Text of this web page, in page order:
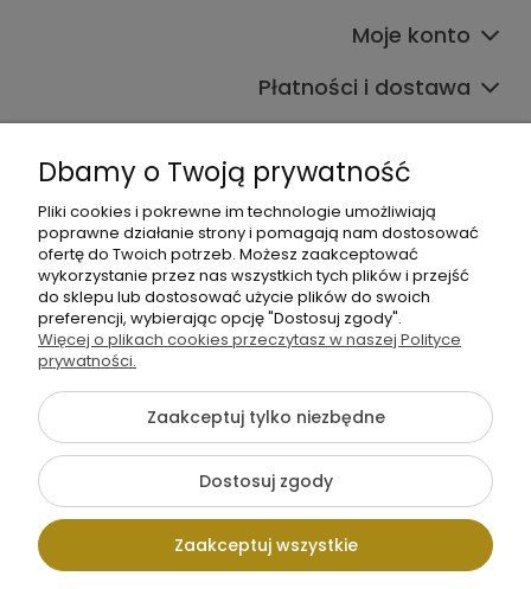
Moje konto
Płatności i dostawa
+48 605 141 363
{literal}
Pokaż pełną wersję strony
Sklep internetowy Shoper.pl
Dbamy o Twoją prywatność
Pliki cookies i pokrewne im technologie umożliwiają
poprawne działanie strony i pomagają nam dostosować
ofertę do Twoich potrzeb. Możesz zaakceptować
wykorzystanie przez nas wszystkich tych plików i przejść
do sklepu lub dostosować użycie plików do swoich
preferencji, wybierając opcję "Dostosuj zgody".
Więcej o plikach cookies przeczytasz w naszej Polityce
prywatności.
Zaakceptuj tylko niezbędne
Dostosuj zgody
Zaakceptuj wszystkie